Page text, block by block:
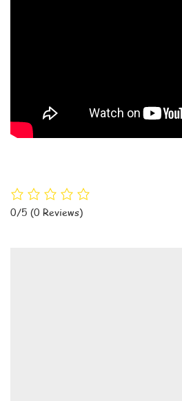
0/5 (0 Reviews)